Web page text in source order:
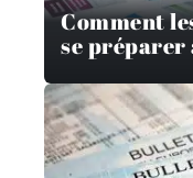
Comment
se préparer